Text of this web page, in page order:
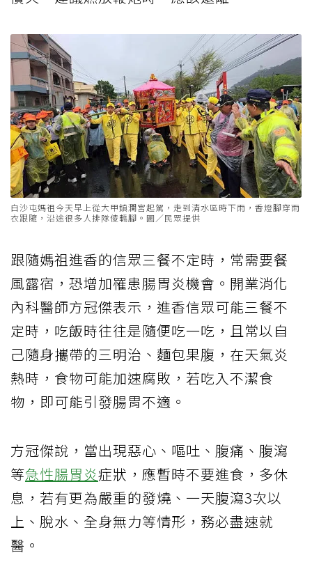
白沙屯媽祖今天早上從大甲鎮瀾宮起駕，走到清水區時下雨，香燈腳穿雨
衣跟隨，沿途很多人排隊倰轎腳。圖／民眾提供
跟隨媽祖進香的信眾三餐不定時，常需要餐
風露宿，恐增加罹患腸胃炎機會。開業消化
內科醫師方冠傑表示，進香信眾可能三餐不
定時，吃飯時往往是隨便吃一吃，且常以自
己隨身攜帶的三明治、麵包果腹，在天氣炎
熱時，食物可能加速腐敗，若吃入不潔食
物，即可能引發腸胃不適。
方冠傑說，當出現惡心、嘔吐、腹痛、腹瀉
等急性腸胃炎症狀，應暫時不要進食，多休
息，若有更為嚴重的發燒、一天腹瀉3次以
上、脫水、全身無力等情形，務必盡速就
醫。